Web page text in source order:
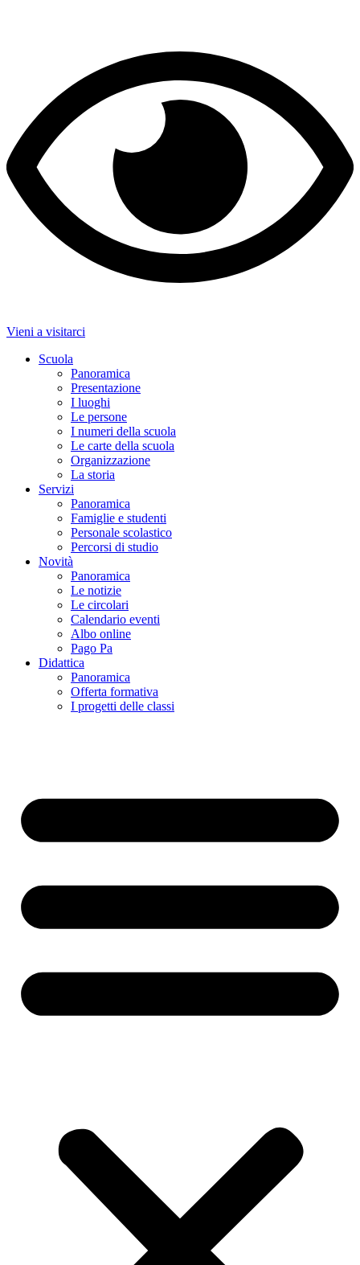
Vieni a visitarci
Scuola
Panoramica
Presentazione
I luoghi
Le persone
I numeri della scuola
Le carte della scuola
Organizzazione
La storia
Servizi
Panoramica
Famiglie e studenti
Personale scolastico
Percorsi di studio
Novità
Panoramica
Le notizie
Le circolari
Calendario eventi
Albo online
Pago Pa
Didattica
Panoramica
Offerta formativa
I progetti delle classi